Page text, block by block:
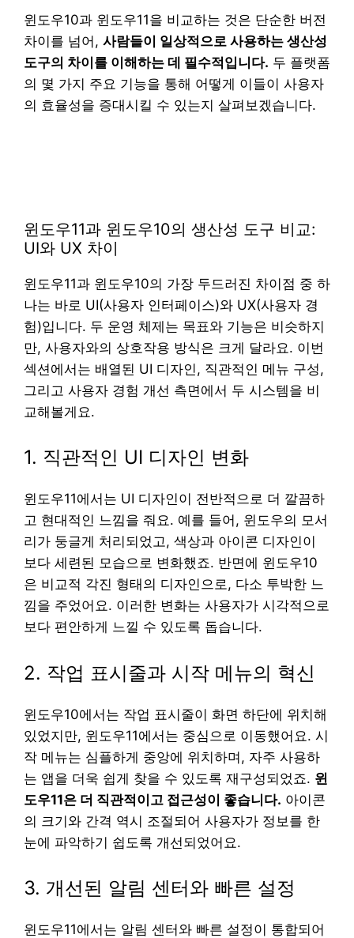
윈도우10과 윈도우11을 비교하는 것은 단순한 버전
차이를 넘어, 사람들이 일상적으로 사용하는 생산성
도구의 차이를 이해하는 데 필수적입니다. 두 플랫폼
의 몇 가지 주요 기능을 통해 어떻게 이들이 사용자
의 효율성을 증대시킬 수 있는지 살펴보겠습니다.
윈도우11과 윈도우10의 생산성 도구 비교:
UI와 UX 차이
윈도우11과 윈도우10의 가장 두드러진 차이점 중 하
나는 바로 UI(사용자 인터페이스)와 UX(사용자 경
험)입니다. 두 운영 체제는 목표와 기능은 비슷하지
만, 사용자와의 상호작용 방식은 크게 달라요. 이번
섹션에서는 배열된 UI 디자인, 직관적인 메뉴 구성,
그리고 사용자 경험 개선 측면에서 두 시스템을 비
교해볼게요.
1. 직관적인 UI 디자인 변화
윈도우11에서는 UI 디자인이 전반적으로 더 깔끔하
고 현대적인 느낌을 줘요. 예를 들어, 윈도우의 모서
리가 둥글게 처리되었고, 색상과 아이콘 디자인이
보다 세련된 모습으로 변화했죠. 반면에 윈도우10
은 비교적 각진 형태의 디자인으로, 다소 투박한 느
낌을 주었어요. 이러한 변화는 사용자가 시각적으로
보다 편안하게 느낄 수 있도록 돕습니다.
2. 작업 표시줄과 시작 메뉴의 혁신
윈도우10에서는 작업 표시줄이 화면 하단에 위치해
있었지만, 윈도우11에서는 중심으로 이동했어요. 시
작 메뉴는 심플하게 중앙에 위치하며, 자주 사용하
는 앱을 더욱 쉽게 찾을 수 있도록 재구성되었죠. 윈
도우11은 더 직관적이고 접근성이 좋습니다. 아이콘
의 크기와 간격 역시 조절되어 사용자가 정보를 한
눈에 파악하기 쉽도록 개선되었어요.
3. 개선된 알림 센터와 빠른 설정
윈도우11에서는 알림 센터와 빠른 설정이 통합되어